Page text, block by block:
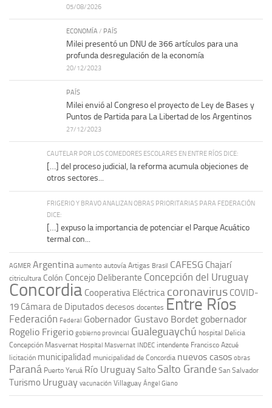
05/08/2026
ECONOMÍA / PAÍS
Milei presentó un DNU de 366 artículos para una
profunda desregulación de la economía
20/12/2023
PAÍS
Milei envió al Congreso el proyecto de Ley de Bases y
Puntos de Partida para La Libertad de los Argentinos
27/12/2023
CAUTELAR POR LOS COMEDORES ESCOLARES EN ENTRE RÍOS DICE:
[…] del proceso judicial, la reforma acumula objeciones de
otros sectores...
FRIGERIO Y BRAVO ANALIZAN OBRAS PRIORITARIAS PARA FEDERACIÓN
DICE:
[…] expuso la importancia de potenciar el Parque Acuático
termal con...
AGMER Argentina aumento autovía Artigas Brasil CAFESG Chajarí
citricultura Colón Concejo Deliberante Concepción del Uruguay
Concordia Cooperativa Eléctrica coronavirus COVID-
19 Cámara de Diputadosdecesos docentes Entre Ríos
Federación Federal Gobernador Gustavo Bordet gobernador
Rogelio Frigerio gobierno provincial Gualeguaychú hospital Delicia
Concepción Masvernat Hospital Masvernat INDEC intendente Francisco Azcué
licitación municipalidad municipalidad de Concordia nuevos casos obras
Paraná Puerto Yeruá Río UruguaySalto Salto Grande San Salvador
Turismo Uruguay vacunación Villaguay Ángel Giano